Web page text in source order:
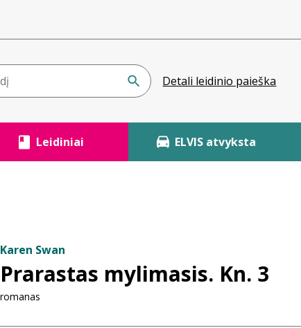
Detali leidinio paieška
Leidiniai ELVIS atvyksta
Karen Swan
Prarastas mylimasis. Kn. 3
romanas